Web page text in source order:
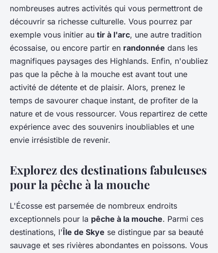
nombreuses autres activités qui vous permettront de
découvrir sa richesse culturelle. Vous pourrez par
exemple vous initier au tir à l'arc, une autre tradition
écossaise, ou encore partir en randonnée dans les
magnifiques paysages des Highlands. Enfin, n'oubliez
pas que la pêche à la mouche est avant tout une
activité de détente et de plaisir. Alors, prenez le
temps de savourer chaque instant, de profiter de la
nature et de vous ressourcer. Vous repartirez de cette
expérience avec des souvenirs inoubliables et une
envie irrésistible de revenir.
Explorez des destinations fabuleuses
pour la pêche à la mouche
L'Écosse est parsemée de nombreux endroits
exceptionnels pour la pêche à la mouche. Parmi ces
destinations, l'Île de Skye se distingue par sa beauté
sauvage et ses rivières abondantes en poissons. Vous